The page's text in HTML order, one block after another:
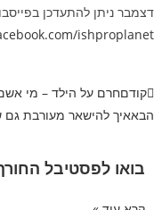
דצמבר ניתן להתעדכן
ishproplanet/
קודםחרם על הילד – מי
הבאאיך להישאר מעורבת גם
בואו לפסטיבל